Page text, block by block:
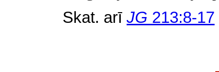
Skat. arī JG 213:8-17